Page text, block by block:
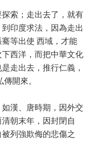
索；走出去了，就有
印度求法，因為走出
等出使 西域，才能
西洋，而把中華文化
走出去，推行仁義，
開來。
漢、唐時期，因外交
朝末年，因封閉自
列強欺侮的悲傷之